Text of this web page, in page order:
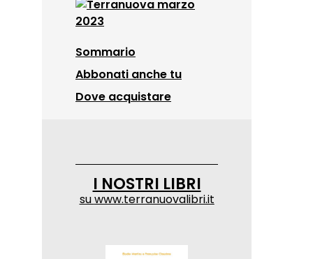
Sommario
Abbonati anche tu
Dove acquistare
I NOSTRI LIBRI
suwww.terranuovalibri.it